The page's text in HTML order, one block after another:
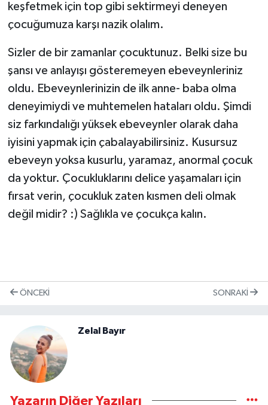
keşfetmek için top gibi sektirmeyi deneyen
çocuğumuza karşı nazik olalım.
Sizler de bir zamanlar çocuktunuz. Belki size bu
şansı ve anlayışı gösteremeyen ebeveynleriniz
oldu. Ebeveynlerinizin de ilk anne- baba olma
deneyimiydi ve muhtemelen hataları oldu. Şimdi
siz farkındalığı yüksek ebeveynler olarak daha
iyisini yapmak için çabalayabilirsiniz. Kusursuz
ebeveyn yoksa kusurlu, yaramaz, anormal çocuk
da yoktur. Çocukluklarını delice yaşamaları için
fırsat verin, çocukluk zaten kısmen deli olmak
değil midir? :) Sağlıkla ve çocukça kalın.
ÖNCEKI SONRAKI
Zelal Bayır
Yazarın Diğer Yazıları